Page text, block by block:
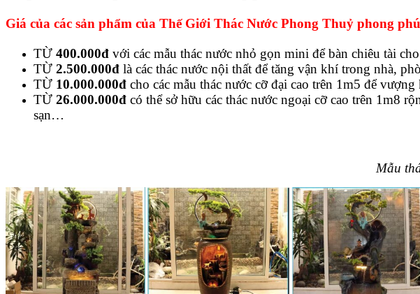
Giá của các sản phẩm của Thế Giới Thác Nước Phong Thuỷ phong
TỪ 400.000đ với các mẫu thác nước nhỏ gọn mini để bàn chiêu tài
TỪ 2.500.000đ là các thác nước nội thất để tăng vận khí trong nhà,
TỪ 10.000.000đ cho các mẫu thác nước cỡ đại cao trên 1m5 để
TỪ 26.000.000đ có thể sở hữu các thác nước ngoại cỡ cao trên 1m8
sạn…
Mẫu